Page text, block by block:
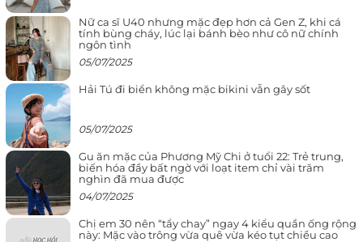
Nữ ca sĩ U40 nhưng mặc đẹp hơn cả Gen Z, khi cá
tính bùng cháy, lúc lại bánh bèo như cô nữ chính
ngôn tình
05/07/2025
Hải Tú đi biển không mặc bikini vẫn gây sốt
05/07/2025
Gu ăn mặc của Phương Mỹ Chi ở tuổi 22: Trẻ trung,
biến hóa đầy bất ngờ với loạt item chỉ vài trăm
nghìn đã mua được
04/07/2025
Chị em 30 nên “tẩy chay” ngay 4 kiểu quần ống rộng
này: Mặc vào trông vừa quê vừa kéo tụt chiều cao